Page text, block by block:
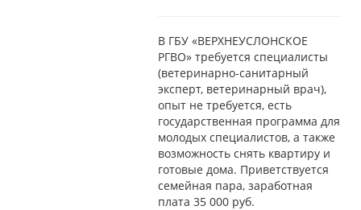
В ГБУ «ВЕРХНЕУСЛОНСКОЕ
РГВО» требуется специалисты
(ветеринарно-санитарный
эксперт, ветеринарный врач),
опыт не требуется, есть
государственная программа для
молодых специалистов, а также
возможность снять квартиру и
готовые дома. Приветствуется
семейная пара, заработная
плата 35 000 руб.